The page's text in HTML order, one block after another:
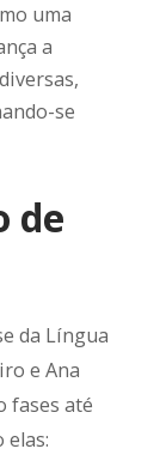
uma
a
se
de
da Língua
e Ana
fases até
elas: